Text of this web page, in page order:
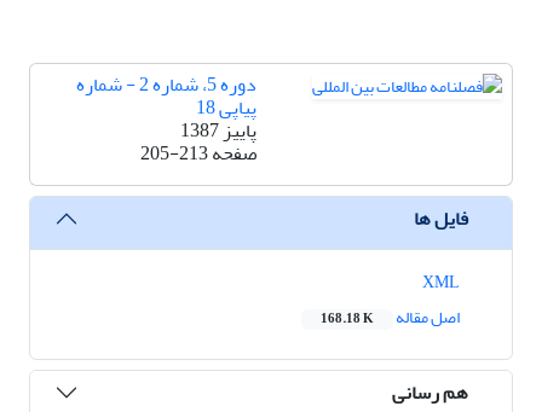
دوره 5، شماره 2 - شماره
پیاپی 18
پاییز 1387
صفحه205-213
فایل ها
اصل مقاله
168.18 K
هم رسانی